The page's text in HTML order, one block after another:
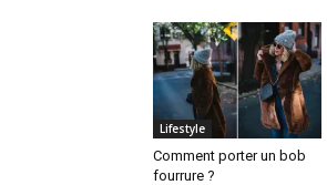
Lifestyle
Comment porter un bob
fourrure ?